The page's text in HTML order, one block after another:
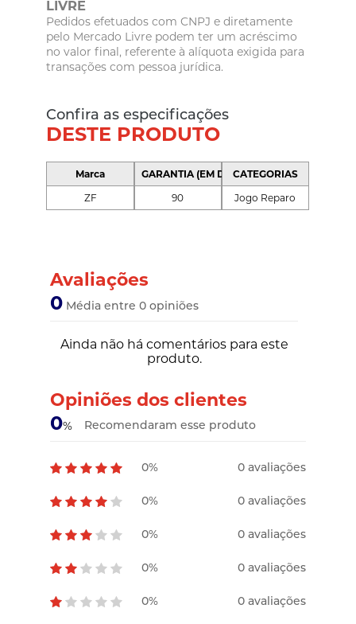
LIVRE
Pedidos efetuados com CNPJ e diretamente
pelo Mercado Livre podem ter um acréscimo
no valor final, referente à alíquota exigida para
transações com pessoa jurídica.
Confira as especificações
DESTE PRODUTO
Marca
ZF
GARANTIA (EM DIAS)
90
CATEGORIAS
Jogo Reparo
Avaliações
0 Média entre 0 opiniões
Ainda não há comentários para este
produto.
Opiniões dos clientes
0% Recomendaram esse produto
0% 0 avaliações
0% 0 avaliações
0% 0 avaliações
0% 0 avaliações
0% 0 avaliações